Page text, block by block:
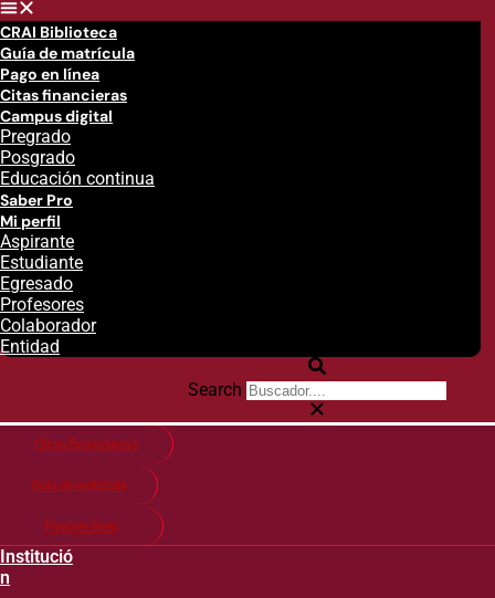
CRAI Biblioteca
Guía de matrícula
Pago en línea
Citas financieras
Campus digital
Pregrado
Posgrado
Educación continua
Saber Pro
Mi perfil
Aspirante
Estudiante
Egresado
Profesores
Colaborador
Entidad
Search
Citas financieras
Guía de matricula
Pago en línea
Institució
n